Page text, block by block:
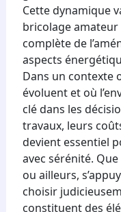
Cette dynamique
bricolage amateur
complète de
aspects
Dans un contexte
évoluent et où
clé dans les
travaux, leurs
devient essentiel
avec sérénité.
ou ailleurs,
choisir
constituent des